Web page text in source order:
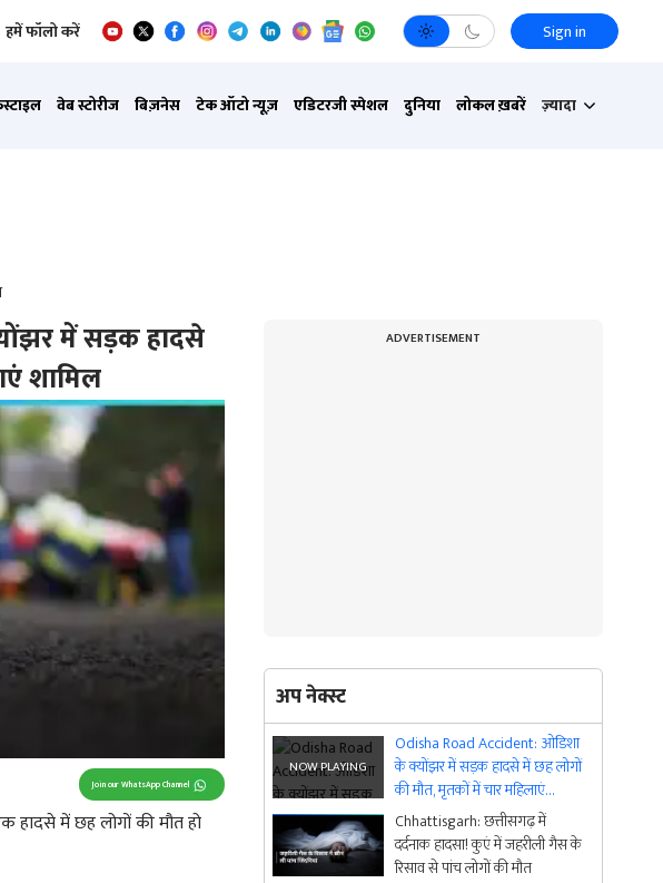
हमें फॉलो करें Sign in
वेब स्टोरीज बिज़नेस टेक ऑटो न्यूज़ एडिटरजी स्पेशल दुनिया लोकल ख़बरें ज़्यादा
में सड़क हादसे
शामिल
में छह लोगों की मौत हो
Join our WhatsApp Channel
ADVERTISEMENT
अप नेक्स्ट
Odisha Road Accident: ओडिशा
के क्योंझर में सड़क हादसे में छह लोगों
की मौत, मृतकों में चार महिलाएं
शामिल
Chhattisgarh: छत्तीसगढ़ में
दर्दनाक हादसा! कुएं में जहरीली गैस के
रिसाव से पांच लोगों की मौत